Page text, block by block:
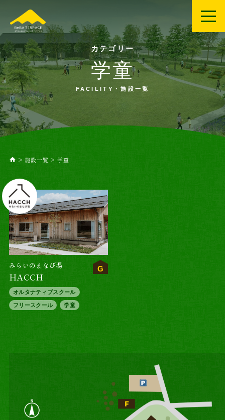
カテゴリー
学童
FACILITY・施設一覧
home > 施設一覧 >学童
みらいのまなび場
HACCH
オルタナティブスクール
フリースクール 学童
G